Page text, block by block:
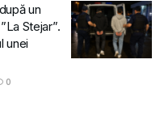
un
Stejar”.
unei
0